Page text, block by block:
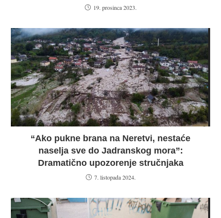
19. prosinca 2023.
“Ako pukne brana na Neretvi, nestaće
naselja sve do Jadranskog mora”:
Dramatično upozorenje stručnjaka
7. listopada 2024.